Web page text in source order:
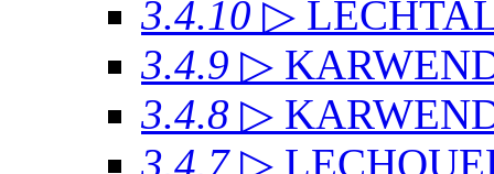
3.4.10 ▷
3.4.9 ▷
3.4.8 ▷
3.4.7 ▷